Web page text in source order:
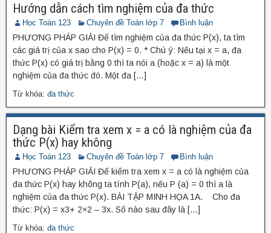
Hướng dẫn cách tìm nghiệm của đa thức
Học Toán 123 Chuyên đề Toán lớp 7 Bình luận
PHƯƠNG PHÁP GIẢI Để tìm nghiệm của đa thức P(x), ta tìm
các giá trị của x sao cho P(x) = 0. * Chú ý: Nếu tại x = a, đa
thức P(x) có giá trị bằng 0 thì ta nói a (hoặc x = a) là một
nghiệm của đa thức đó. Một đa […]
Từ khóa: đa thức
Dạng bài Kiểm tra xem x = a có là nghiệm của đa
thức P(x) hay không
Học Toán 123 Chuyên đề Toán lớp 7 Bình luận
PHƯƠNG PHÁP GIẢI Để kiểm tra xem x = a có là nghiệm của
đa thức P(x) hay không ta tính P(a), nếu P (a) = 0 thì a là
nghiệm của đa thức P(x). BÀI TẬP MINH HỌA 1A. Cho đa
thức: P(x) = x3+ 2×2 – 3x. Số nào sau đây là […]
Từ khóa: đa thức